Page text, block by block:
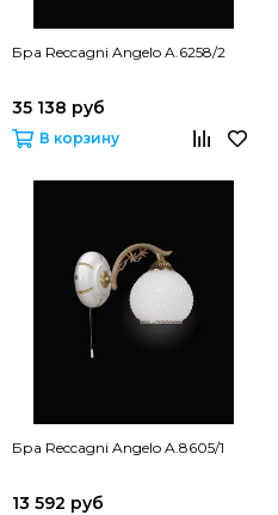
Бра Reccagni Angelo A.6258/2
35 138 руб
В корзину
Бра Reccagni Angelo A.8605/1
13 592 руб